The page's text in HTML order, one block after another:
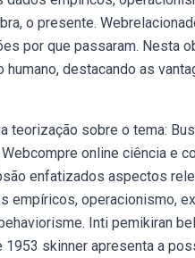
o presente.
por que passaram. Nesta
destacando as
sobre o tema:
online ciência e
enfatizados aspectos
empíricos, operacionismo,
Inti pemikiran
skinner apresenta a